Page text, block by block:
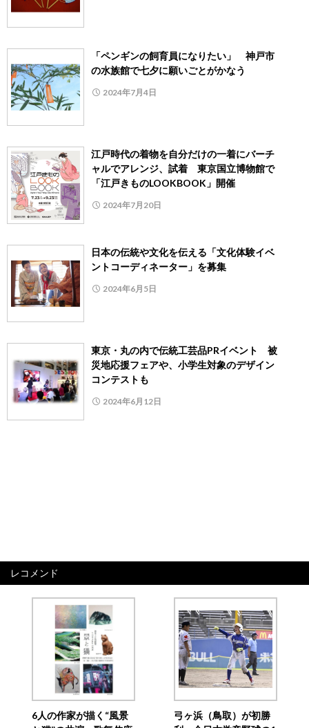
「ペンギンの飼育員になりたい」 神戸市
の水族館で七夕に願いごとがかなう
2024年7月4日
江戸時代の着物を自分だけの一着にバーチ
ャルでアレンジ、試着 東京国立博物館で
「江戸きものLOOKBOOK」開催
2024年7月20日
日本の伝統や文化を伝える「文化体験イベ
ントコーディネーター」を募集
2024年6月5日
東京・丸の内で伝統工芸品PRイベント 被
災地応援フェアや、小学生対象のデザイン
コンテストも
2024年6月12日
レコメンド
6人の作家が描く“風景
弓ヶ浜（鳥取）が初勝